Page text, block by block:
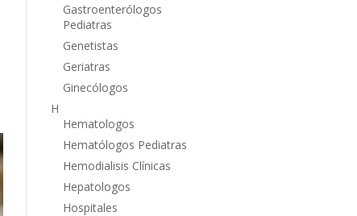
Gastroenterólogos
Pediatras
Genetistas
Geriatras
Ginecólogos
H
Hematologos
Hematólogos Pediatras
Hemodialisis Clínicas
Hepatologos
Hospitales